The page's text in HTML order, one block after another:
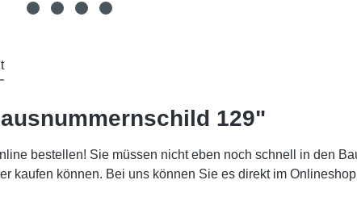
129"
bestellen! Sie müssen nicht eben noch schnell in den
kaufen können. Bei uns können Sie es direkt im